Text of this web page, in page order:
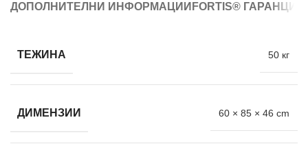
ДОПОЛНИТЕЛНИ ИНФОРМАЦИИ FORTIS®
ТЕЖИНА 50 кг
ДИМЕНЗИИ 60 × 85 × 46 cm